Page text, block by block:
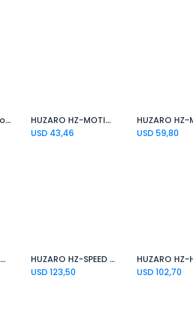
Escritorio Eléctrico Cougar Royal Mossa 120 White
HUZARO HZ-MOTION 1.3 SOPORTE PARA MONITOR
USD 43,46
Add to
USD 59,80
HUZARO HZ-MOTION 2.3 SOPORTE PARA MONITOR
HUZARO HZ-SPEED 2.0 SOPORTE DE VOLANTE
USD123,50
Add to
USD 102,70